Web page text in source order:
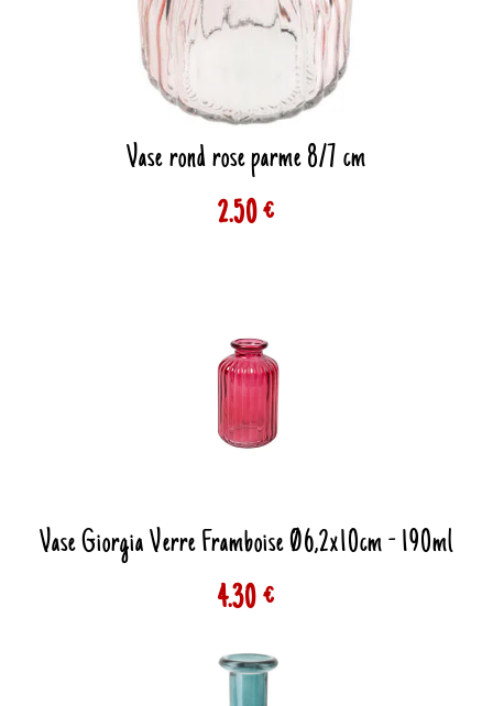
Vase rond rose parme 8/7 cm
2.50 €
Vase Giorgia Verre Framboise Ø6,2x10cm - 190ml
4.30 €